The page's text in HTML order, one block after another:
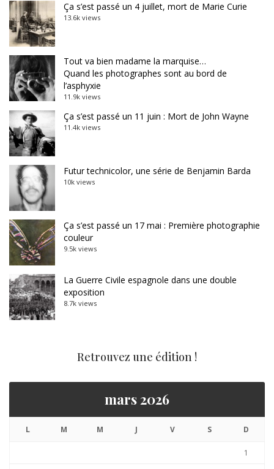
Ça s’est passé un 4 juillet, mort de Marie Curie
13.6k views
Tout va bien madame la marquise…
Quand les photographes sont au bord de
l’asphyxie
11.9k views
Ça s’est passé un 11 juin : Mort de John Wayne
11.4k views
Futur technicolor, une série de Benjamin Barda
10k views
Ça s’est passé un 17 mai : Première photographie
couleur
9.5k views
La Guerre Civile espagnole dans une double
exposition
8.7k views
Retrouvez une édition !
mars 2026
L M M J V S D
1